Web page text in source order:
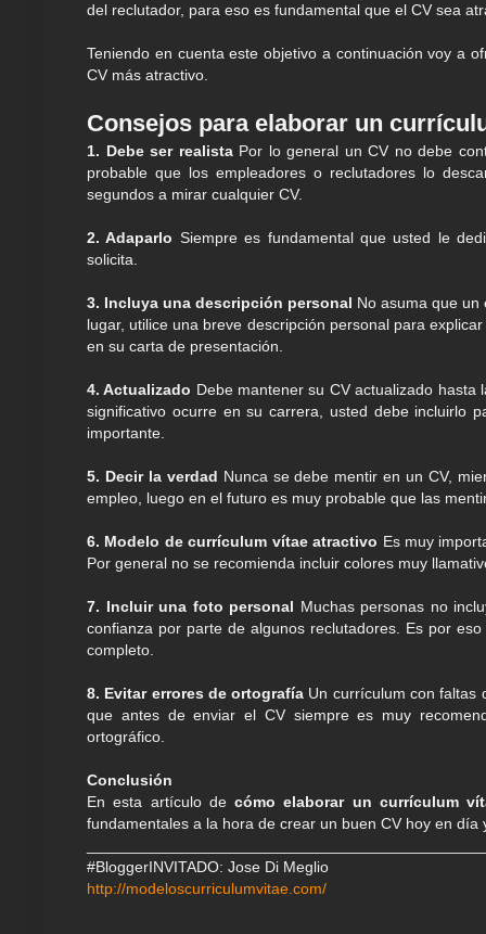
del reclutador, para eso es fundamental que el CV sea
Teniendo en cuenta este objetivo a continuación voy a
CV más atractivo.
Consejos para elaborar un
1. Debe ser realistaPor lo general un CV no debe
probable que los empleadores o reclutadores lo
segundos a mirar cualquier CV.
2. Adaparlo Siempre es fundamental que usted le
solicita.
3. Incluya una descripción personal No asuma que un
lugar, utilice una breve descripción personal para
en su carta de presentación.
4. Actualizado Debe mantener su CV actualizado
significativo ocurre en su carrera, usted debe incluirlo
importante.
5. Decir la verdad Nunca se debe mentir en un CV,
empleo, luego en el futuro es muy probable que las
6. Modelo de currículum vítae atractivo Es muy
Por general no se recomienda incluir colores muy
7. Incluir una foto personal Muchas personas no
confianza por parte de algunos reclutadores. Es por
completo.
8. Evitar errores de ortografía Un currículum con faltas
que antes de enviar el CV siempre es muy
ortográfico.
Conclusión
En esta artículo decómo elaborar un currículum
fundamentales a la hora de crear un buen CV hoy en
#BloggerINVITADO: Jose Di Meglio
http://modeloscurriculumvitae.com/